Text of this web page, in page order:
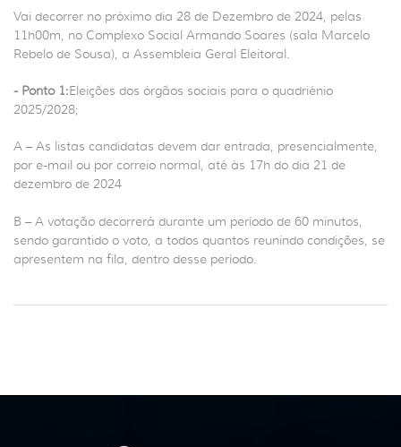
Vai decorrer no próximo dia 28 de Dezembro de 2024, pelas
11h00m, no Complexo Social Armando Soares (sala Marcelo
Rebelo de Sousa), a Assembleia Geral Eleitoral.
- Ponto 1:Eleições dos órgãos sociais para o quadriénio
2025/2028;
A – As listas candidatas devem dar entrada, presencialmente,
por e-mail ou por correio normal, até às 17h do dia 21 de
dezembro de 2024
B – A votação decorrerá durante um período de 60 minutos,
sendo garantido o voto, a todos quantos reunindo condições, se
apresentem na fila, dentro desse período.